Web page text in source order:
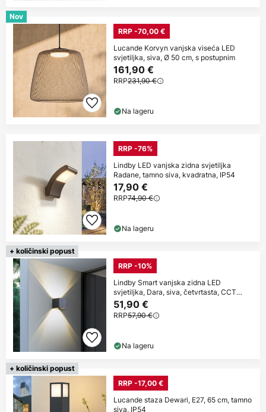
Nov
RRP -70,00 €
Lucande Korvyn vanjska viseća LED
svjetiljka, siva, Ø 50 cm, s postupnim
161,90 €
RRP231,90 €
Na lageru
RRP -76%
Lindby LED vanjska zidna svjetiljka
Radane, tamno siva, kvadratna, IP54
17,90 €
RRP74,90 €
Na lageru
+ količinski popust
RRP -10%
Lindby Smart vanjska zidna LED
svjetiljka, Dara, siva, četvrtasta, CCT
RGB, Tuya
51,90 €
RRP57,90 €
Na lageru
+ količinski popust
RRP -17,00 €
Lucande staza Dewari, E27, 65 cm, tamno
siva, IP54